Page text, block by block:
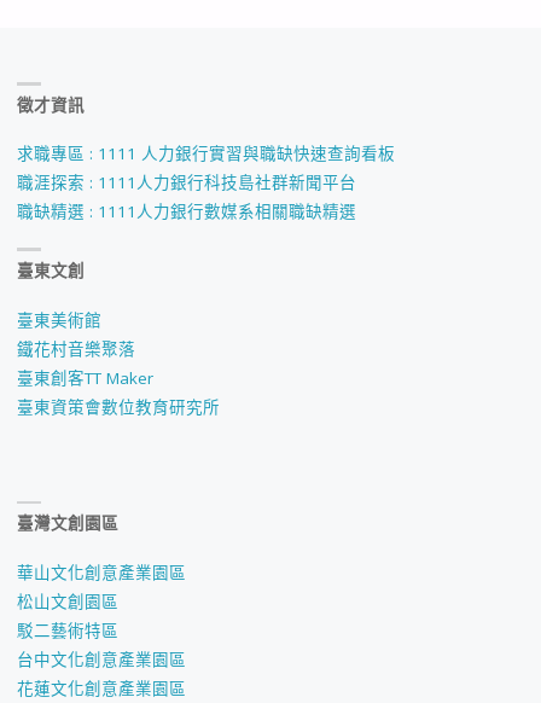
徵才資訊
求職專區 : 1111 人力銀行實習與職缺快速查詢看板
職涯探索 : 1111人力銀行科技島社群新聞平台
職缺精選 : 1111人力銀行數媒系相關職缺精選
臺東文創
臺東美術館
鐵花村音樂聚落
臺東創客TT Maker
臺東資策會數位教育研究所
臺灣文創園區
華山文化創意產業園區
松山文創園區
駁二藝術特區
台中文化創意產業園區
花蓮文化創意產業園區